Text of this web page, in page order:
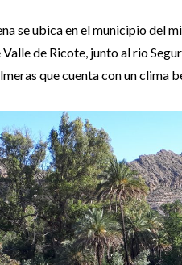
se ubica en el municipio del
de Ricote, junto al rio
que cuenta con un clima